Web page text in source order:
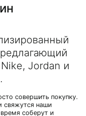
Jordan и
совершить покупку.
свяжутся наши
соберут и